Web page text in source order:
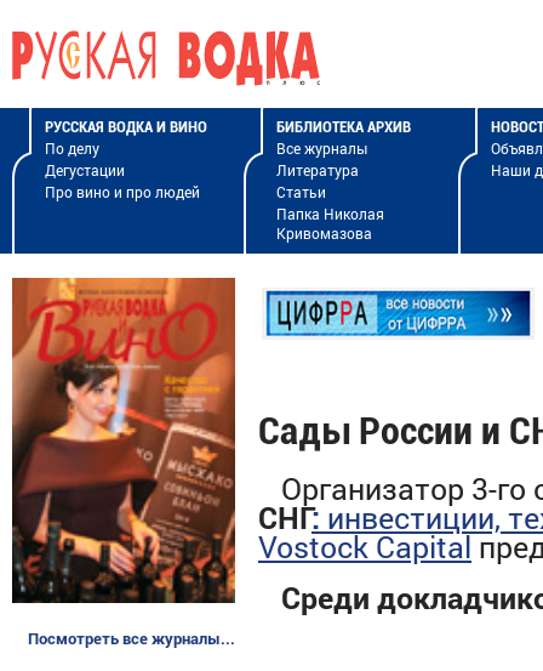
РУССКАЯ ВОДКА И ВИНО
По делу
Дегустации
Про вино и про людей
БИБЛИОТЕКА АРХИВ
Все журналы
Литература
Статьи
Папка Николая
Кривомазова
Наши
Посмотреть все журналы...
Сады России и
Организатор 3-го
СНГ: инвестиции,
Vostock Capital
Среди